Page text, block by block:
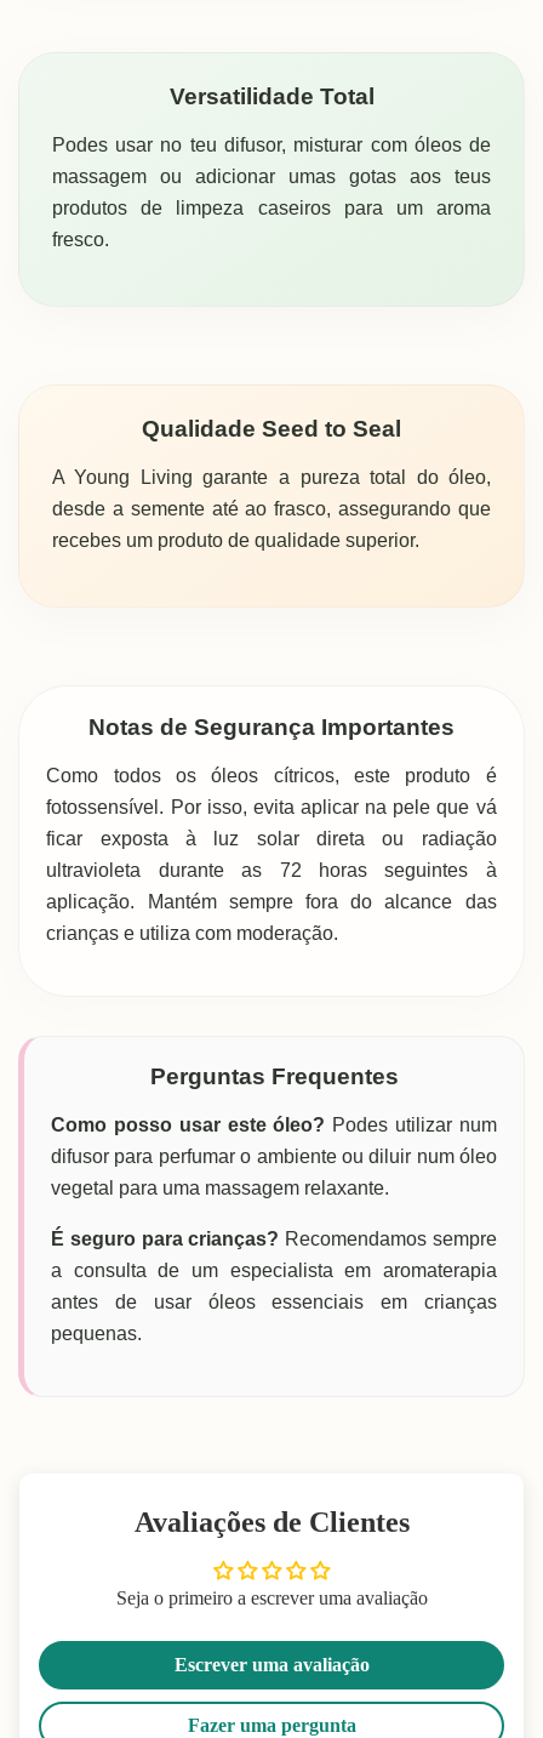
Versatilidade Total
Podes usar no teu difusor, misturar com óleos de
massagem ou adicionar umas gotas aos teus
produtos de limpeza caseiros para um aroma
fresco.
Qualidade Seed to Seal
A Young Living garante a pureza total do óleo,
desde a semente até ao frasco, assegurando que
recebes um produto de qualidade superior.
Notas de Segurança Importantes
Como todos os óleos cítricos, este produto é
fotossensível. Por isso, evita aplicar na pele que vá
ficar exposta à luz solar direta ou radiação
ultravioleta durante as 72 horas seguintes à
aplicação. Mantém sempre fora do alcance das
crianças e utiliza com moderação.
Perguntas Frequentes
Como posso usar este óleo? Podes utilizar num
difusor para perfumar o ambiente ou diluir num óleo
vegetal para uma massagem relaxante.
É seguro para crianças? Recomendamos sempre
a consulta de um especialista em aromaterapia
antes de usar óleos essenciais em crianças
pequenas.
Avaliações de Clientes
Seja o primeiro a escrever uma avaliação
Escrever uma avaliação
Fazer uma pergunta